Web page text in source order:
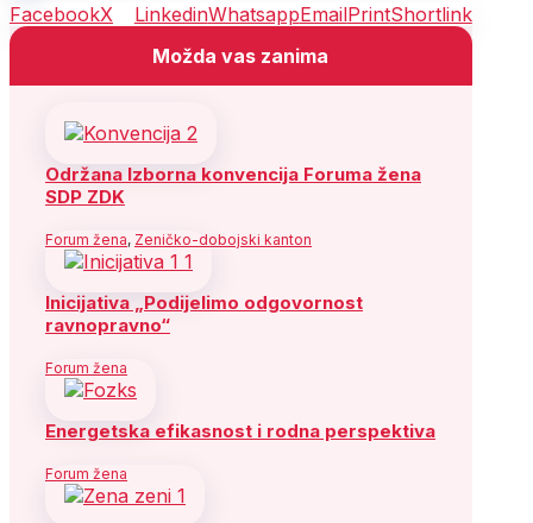
FacebookX LinkedinWhatsappEmailPrintShortlink
Možda vas zanima
Održana Izborna konvencija Foruma žena
SDP ZDK
Forum žena, Zeničko-dobojski kanton
Inicijativa „Podijelimo odgovornost
ravnopravno“
Forum žena
Energetska efikasnost i rodna perspektiva
Forum žena